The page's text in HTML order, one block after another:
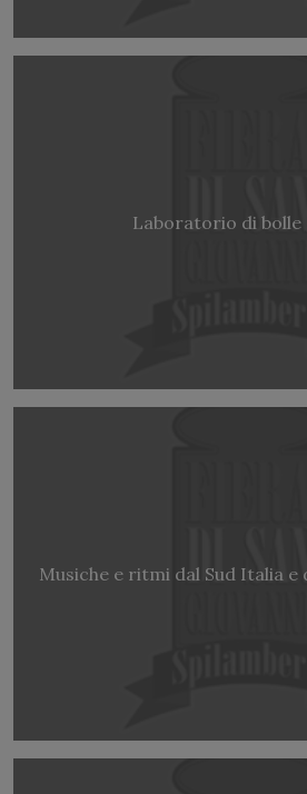
Laboratorio di bolle
Musiche e ritmi dal Sud Italia e